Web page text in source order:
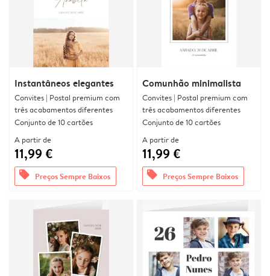
Instantâneos elegantes
Convites | Postal premium com
três acabamentos diferentes
Conjunto de 10 cartões
A partir de
11,99 €
offers Preços Sempre Baixos
Comunhão minimalista
Convites | Postal premium com
três acabamentos diferentes
Conjunto de 10 cartões
A partir de
11,99 €
offers Preços Sempre Baixos